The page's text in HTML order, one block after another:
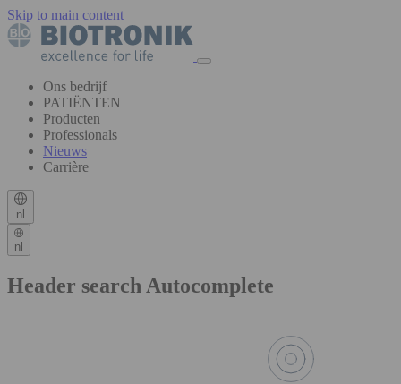
Skip to main content
Ons bedrijf
PATIËNTEN
Producten
Professionals
Nieuws
Carrière
nl
nl
Header search Autocomplete